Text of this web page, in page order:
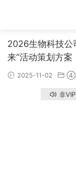
2026生物科技公
来”活动策划方案
2025-11-02 ④
非